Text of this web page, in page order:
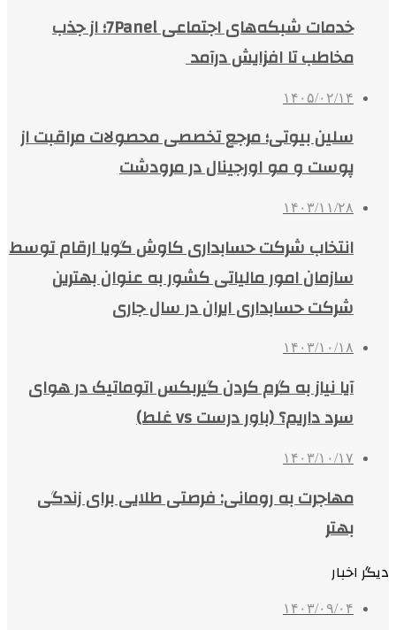
خدمات شبکه‌های اجتماعی 7Panel؛ از جذب
مخاطب تا افزایش درآمد
۱۴۰۵/۰۲/۱۴
سلین بیوتی؛ مرجع تخصصی محصولات مراقبت از
پوست و مو اورجینال در مرودشت
۱۴۰۳/۱۱/۲۸
انتخاب شرکت حسابداری کاوش گویا ارقام توسط
سازمان امور مالیاتی کشور به عنوان بهترین
شرکت حسابداری ایران در سال جاری
۱۴۰۳/۱۰/۱۸
آیا نیاز به گرم کردن گیربکس اتوماتیک در هوای
سرد داریم؟ (باور درست vs غلط)
۱۴۰۳/۱۰/۱۷
مهاجرت به رومانی: فرصتی طلایی برای زندگی
بهتر
دیگر اخبار
۱۴۰۳/۰۹/۰۴